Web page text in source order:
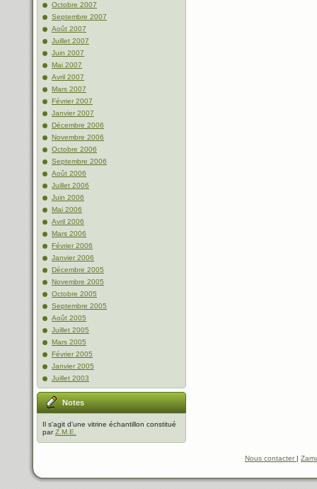
Octobre 2007
Septembre 2007
Août 2007
Juillet 2007
Juin 2007
Mai 2007
Avril 2007
Mars 2007
Février 2007
Janvier 2007
Décembre 2006
Novembre 2006
Octobre 2006
Septembre 2006
Août 2006
Juillet 2006
Juin 2006
Mai 2006
Avril 2006
Mars 2006
Février 2006
Janvier 2006
Décembre 2005
Novembre 2005
Octobre 2005
Septembre 2005
Août 2005
Juillet 2005
Mars 2005
Février 2005
Janvier 2005
Juillet 2003
Notes
Il s'agit d'une vitrine échantillon constitué
parZ.M.E.
Nous contacter|